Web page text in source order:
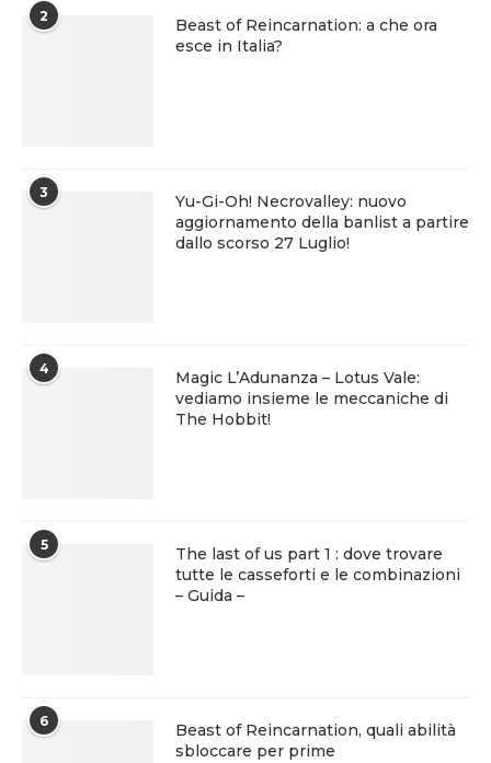
2
Beast of Reincarnation: a che ora
esce in Italia?
3
Yu-Gi-Oh! Necrovalley: nuovo
aggiornamento della banlist a partire
dallo scorso 27 Luglio!
4
Magic L’Adunanza – Lotus Vale:
vediamo insieme le meccaniche di
The Hobbit!
5
The last of us part 1 : dove trovare
tutte le casseforti e le combinazioni
– Guida –
6
Beast of Reincarnation, quali abilità
sbloccare per prime